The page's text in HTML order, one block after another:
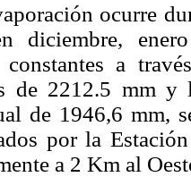
ocurre
diciembre,
constantes a
de 2212.5 mm
de 1946,6 mm,
por la
a 2 Km al